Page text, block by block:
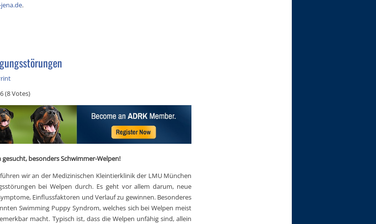
.
(8 Votes)
besonders Schwimmer-Welpen!
wir an der Medizinischen Kleintierklinik der LMU München
bei Welpen durch. Es geht vor allem darum, neue
Einflussfaktoren und Verlauf zu gewinnen. Besonderes
Swimming Puppy Syndrom, welches sich bei Welpen meist
macht. Typisch ist, dass die Welpen unfähig sind, allein